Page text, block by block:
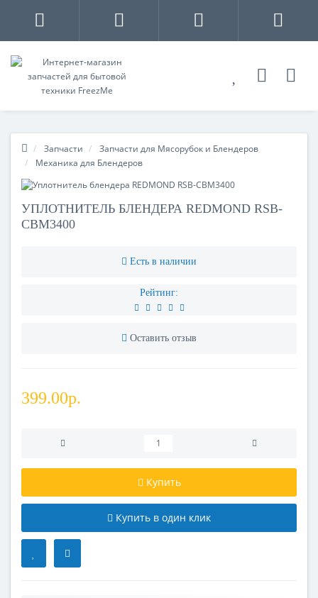
Запчасти
Запчасти для Мясорубок и Блендеров
Механика для Блендеров
УПЛОТНИТЕЛЬ БЛЕНДЕРА REDMOND RSB-
CBM3400
Есть в наличии
Рейтинг:
Оставить отзыв
399.00р.
Купить
Купить в один клик